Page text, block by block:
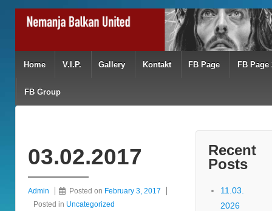
Home V.I.P. Gallery Kontakt FB Page FB Page
FB Group
03.02.2017
Admin Posted on February 3, 2017
Posted in Uncategorized
Recent
Posts
11.03.
2026